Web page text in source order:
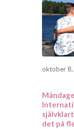
oktober
det på